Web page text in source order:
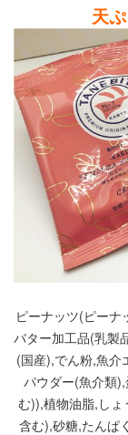
天
ピーナッツ(ピー
バター加工品(乳製
(国産),でん粉,魚介
パウダー(魚介類
む)),植物油脂,し
含む),砂糖,たんぱ